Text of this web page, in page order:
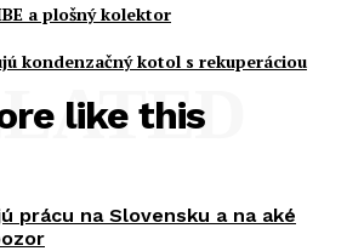
a plošný kolektor
kondenzačný kotol s rekuperáciou
like this
prácu na Slovensku a na aké